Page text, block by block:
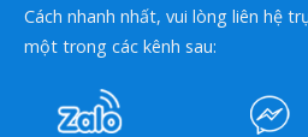
Cách nhanh nhất, vui lòng liên hệ
một trong các kênh sau: